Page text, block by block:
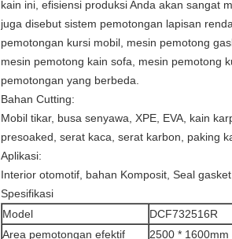
kain ini, efisiensi produksi Anda akan sangat
juga disebut sistem pemotongan lapisan
pemotongan kursi mobil, mesin pemotong
mesin pemotong kain sofa, mesin pemotong
pemotongan yang berbeda.
Bahan Cutting:
Mobil tikar, busa senyawa, XPE, EVA, kain
presoaked, serat kaca, serat karbon, paking
Aplikasi:
Interior otomotif, bahan Komposit, Seal
Spesifikasi
Model
DCF732516R
Area pemotongan efektif
2500 * 1600mm